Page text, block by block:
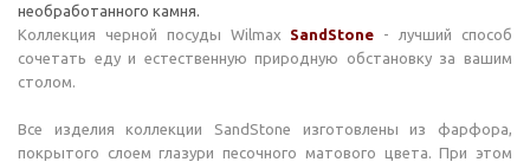
необработанного камня.
Коллекция черной посуды Wilmax SandStone - лучший способ
сочетать еду и естественную природную обстановку за вашим
столом.
Все изделия коллекции SandStone изготовлены из фарфора,
покрытого слоем глазури песочного матового цвета. При этом